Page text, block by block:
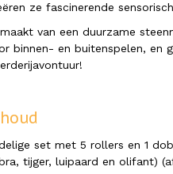
ze fascinerende
van een duurzame
binnen- en buitenspelen, en
set met 5 rollers en 1
tijger, luipaard en olifant)